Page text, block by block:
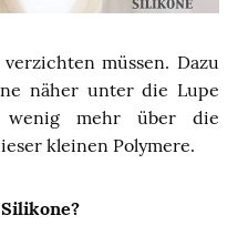
müssen. Dazu
näher unter die Lupe
mehr über die
kleinen Polymere.